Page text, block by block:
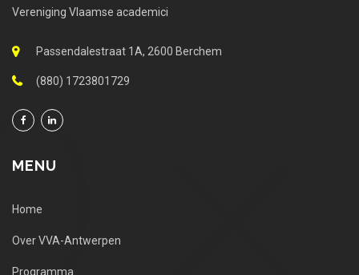
Vereniging Vlaamse academici
Passendalestraat 1A, 2600 Berchem
(880) 1723801729
MENU
Home
Over VVA-Antwerpen
Programma